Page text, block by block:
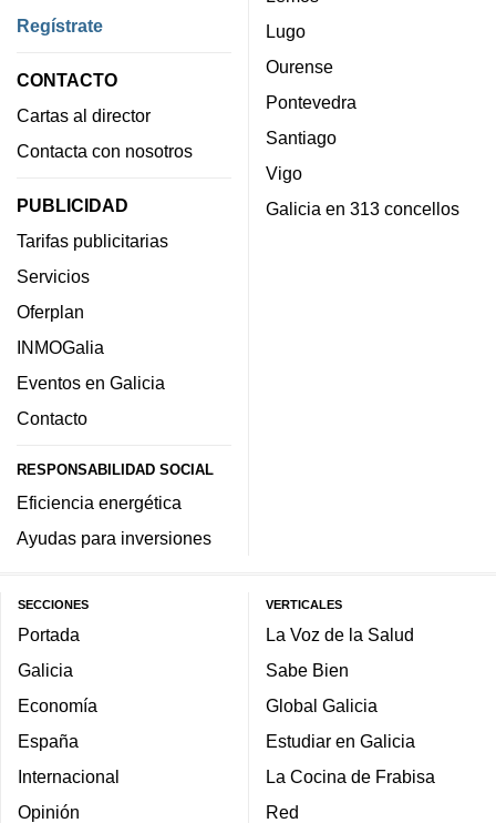
Regístrate
CONTACTO
Cartas al director
Contacta con nosotros
PUBLICIDAD
Tarifas publicitarias
Servicios
Oferplan
INMOGalia
Eventos en Galicia
Contacto
RESPONSABILIDAD SOCIAL
Eficiencia energética
Ayudas para inversiones
Lugo
Ourense
Pontevedra
Santiago
Vigo
Galicia en 313 concellos
SECCIONES
Portada
Galicia
Economía
España
Internacional
Opinión
VERTICALES
La Voz de la Salud
Sabe Bien
Global Galicia
Estudiar en Galicia
La Cocina de Frabisa
Red